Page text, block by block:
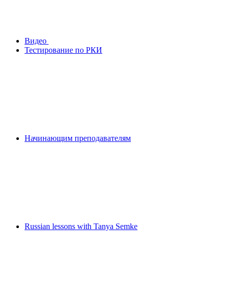
Видео
Тестирование по РКИ
Начинающим преподавателям
Russian lessons with Tanya Semke